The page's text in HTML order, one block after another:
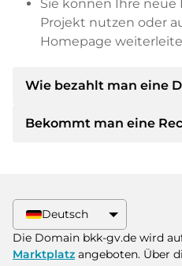
Sie können Ihre
Projekt nutzen oder
Homepage
Wie bezahlt man eine
Nach einer Einigung
Zahlungsmethoden
Bitte geben Sie bei der
den Domainnamen und
Bekommt man eine
größeren Kaufpreisen
Wunsch auch einen
Deutsch
Die Domain bkk-gv.de wird
Marktplatz angeboten. Über